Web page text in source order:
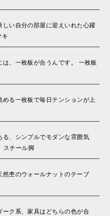
い自分の部屋に迎えいれた心躍
キ
、一枚板が合うんです。 一枚板
る一枚板で毎日テンションが上
、シンプルでモダンな雰囲気
スチール脚
杢のウォールナットのテーブ
ク系、家具はどちらの色が合